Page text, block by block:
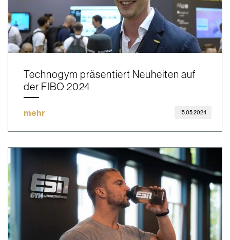
Technogym präsentiert Neuheiten auf
der FIBO 2024
mehr 15.05.2024